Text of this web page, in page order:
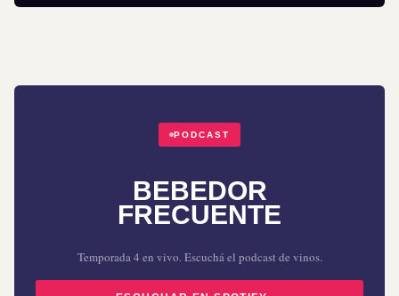
PODCAST
BEBEDOR
FRECUENTE
Temporada 4 en vivo. Escuchá el podcast de vinos.